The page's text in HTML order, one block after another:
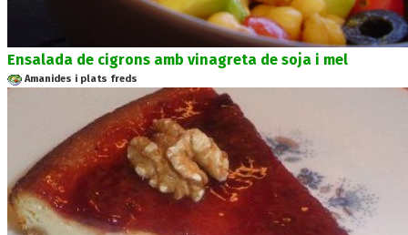
Ensalada de cigrons amb vinagreta de soja i mel
Amanides i plats freds